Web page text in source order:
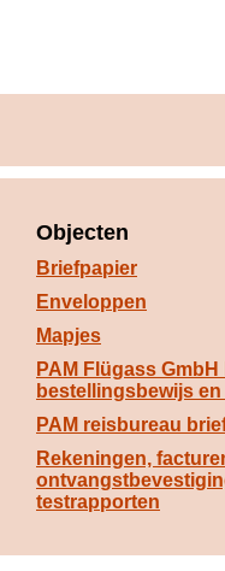
Objecten
Briefpapier
Enveloppen
Mapjes
PAM Flügass
bestellingsbewijs
PAM reisbureau
Rekeningen,
testrapporten